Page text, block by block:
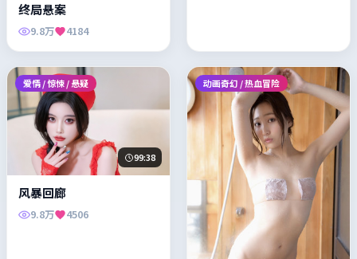
终局悬案
9.8万 4184
爱情 / 惊悚 / 悬疑
99:38
风暴回廊
9.8万 4506
动画奇幻 / 热血冒险